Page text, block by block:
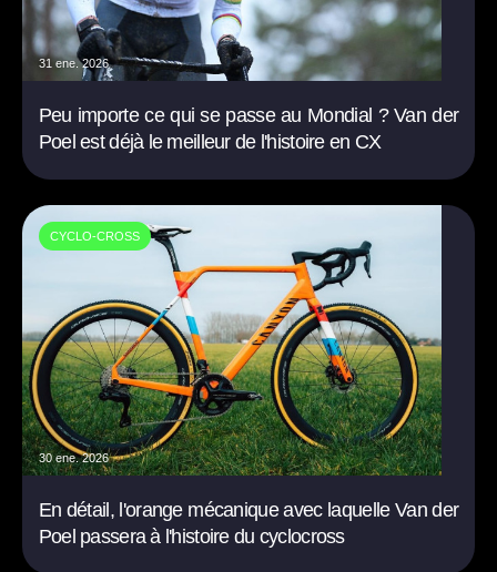
31 ene. 2026
Peu importe ce qui se passe au Mondial ? Van der
Poel est déjà le meilleur de l'histoire en CX
CYCLO-CROSS
30 ene. 2026
En détail, l'orange mécanique avec laquelle Van der
Poel passera à l'histoire du cyclocross